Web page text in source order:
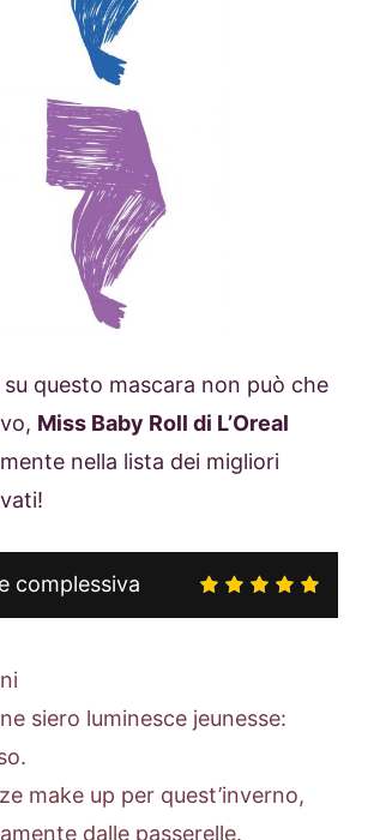
questo mascara non può che
Miss Baby Roll di L’Oreal
nella lista dei migliori
complessiva
siero luminesce jeunesse:
make up per quest’inverno,
dalle passerelle.